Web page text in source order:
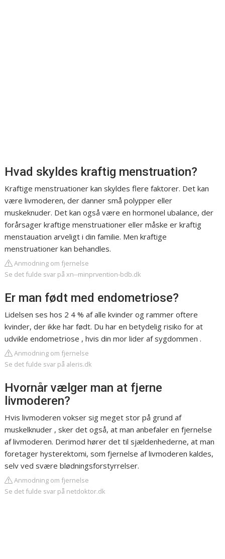
Hvad skyldes kraftig menstruation?
Kraftige menstruationer kan skyldes flere faktorer. Det kan
være livmoderen, der danner små polypper eller
muskeknuder. Det kan også være en hormonel ubalance, der
forårsager kraftige menstruationer eller måske er kraftig
menstauation arveligt i din familie. Men kraftige
menstruationer kan behandles.
Anmodning om fjernelse
Se det fulde svar på xn--minprvention-bdb.dk
Er man født med endometriose?
Lidelsen ses hos 2 4 % af alle kvinder og rammer oftere
kvinder, der ikke har født. Du har en betydelig risiko for at
udvikle endometriose , hvis din mor lider af sygdommen .
Anmodning om fjernelse
Se det fulde svar på aleris.dk
Hvornår vælger man at fjerne
livmoderen?
Hvis livmoderen vokser sig meget stor på grund af
muskelknuder , sker det også, at man anbefaler en fjernelse
af livmoderen. Derimod hører det til sjældenhederne, at man
foretager hysterektomi, som fjernelse af livmoderen kaldes,
selv ved svære blødningsforstyrrelser.
Anmodning om fjernelse
Se det fulde svar på netdoktor.dk